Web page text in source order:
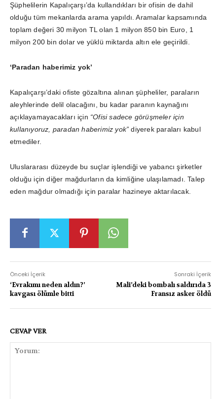
Şüphelilerin Kapalıçarşı’da kullandıkları bir ofisin de dahil
olduğu tüm mekanlarda arama yapıldı. Aramalar kapsamında
toplam değeri 30 milyon TL olan 1 milyon 850 bin Euro, 1
milyon 200 bin dolar ve yüklü miktarda altın ele geçirildi.
‘Paradan haberimiz yok’
Kapalıçarşı’daki ofiste gözaltına alınan şüpheliler, paraların
aleyhlerinde delil olacağını, bu kadar paranın kaynağını
açıklayamayacakları için “Ofisi sadece görüşmeler için
kullanıyoruz, paradan haberimiz yok” diyerek paraları kabul
etmediler.
Uluslararası düzeyde bu suçlar işlendiği ve yabancı şirketler
olduğu için diğer mağdurların da kimliğine ulaşılamadı. Talep
eden mağdur olmadığı için paralar hazineye aktarılacak.
Önceki İçerik
‘Evrakımı neden aldın?’
kavgası ölümle bitti
Sonraki İçerik
Mali’deki bombalı saldırıda 3
Fransız asker öldü
CEVAP VER